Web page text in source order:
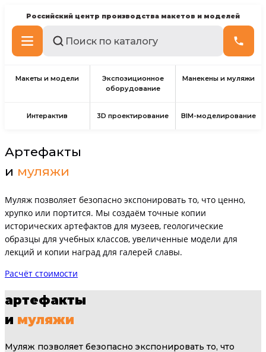
Российский центр производства макетов и моделей
Макеты и модели
Экспозиционное
оборудование
Манекены и муляжи
Интерактив 3D проектирование BIM-моделирование
Артефакты
и муляжи
Муляж позволяет безопасно экспонировать то, что ценно,
хрупко или портится. Мы создаём точные копии
исторических артефактов для музеев, геологические
образцы для учебных классов, увеличенные модели для
лекций и копии наград для галерей славы.
Расчёт стоимости
артефакты
и муляжи
Муляж позволяет безопасно экспонировать то, что